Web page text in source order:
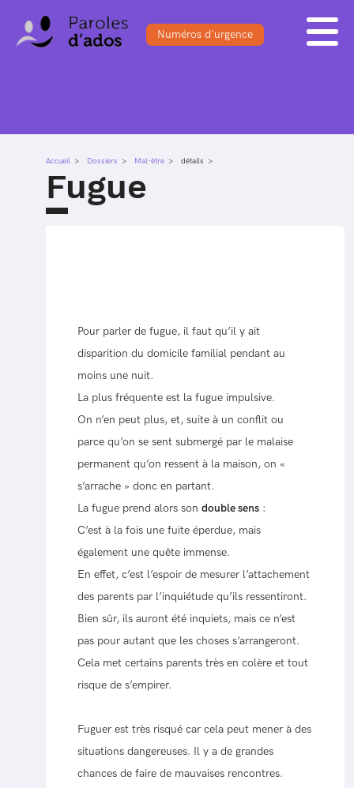
Numéros d'urgence
ACCUEIL
SONDAGES
Accueil Dossiers Mal-être détails
Fugue
Pour parler de fugue, il faut qu’il y ait
disparition du domicile familial pendant au
moins une nuit.
La plus fréquente est la fugue impulsive.
On n’en peut plus, et, suite à un conflit ou
parce qu’on se sent submergé par le malaise
permanent qu’on ressent à la maison, on «
s’arrache » donc en partant.
La fugue prend alors son double sens :
C’est à la fois une fuite éperdue, mais
également une quête immense.
En effet, c’est l’espoir de mesurer l’attachement
des parents par l’inquiétude qu’ils ressentiront.
Bien sûr, ils auront été inquiets, mais ce n’est
pas pour autant que les choses s’arrangeront.
Cela met certains parents très en colère et tout
risque de s’empirer.
Fuguer est très risqué car cela peut mener à des
situations dangereuses. Il y a de grandes
chances de faire de mauvaises rencontres.